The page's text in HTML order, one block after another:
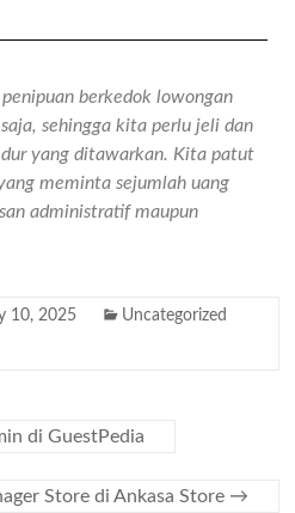
berkedok lowongan
sehingga kita perlu jeli dan
yang ditawarkan. Kita patut
meminta sejumlah uang
administratif maupun
10, 2025 Uncategorized
di GuestPedia
Store di Ankasa Store →